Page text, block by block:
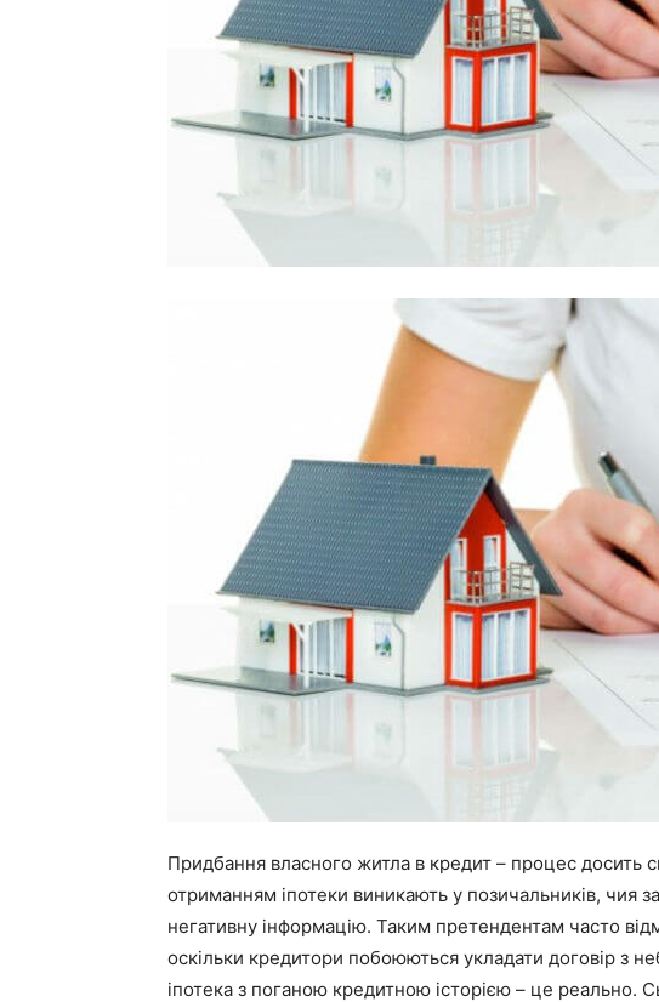
Придбання власного житла в кредит – процес досить
отриманням іпотеки виникають у позичальників, чия
негативну інформацію. Таким претендентам часто
оскільки кредитори побоюються укладати договір з
іпотека з поганою кредитною історією – це реально.